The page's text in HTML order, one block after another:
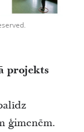
projekts
ģimenēm.